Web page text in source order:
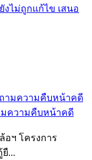
ไม่ถูกแก้ไข เสนอ
มความคืบหน้าคดี
อฯ โครงการ
...